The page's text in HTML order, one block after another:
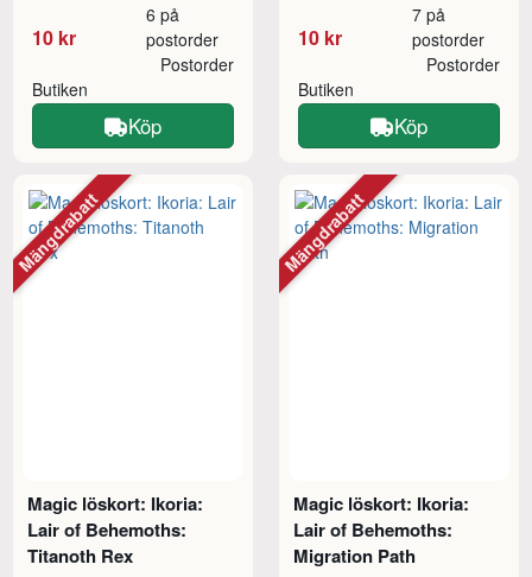
10 kr
6 på
postorder
Butiken
Postorder
Köp
10 kr
7 på
postorder
Butiken
Postorder
Köp
Magic löskort: Ikoria:
Lair of Behemoths:
Titanoth Rex
Mängdrabatt
Magic löskort: Ikoria:
Lair of Behemoths:
Migration Path
Mängdrabatt